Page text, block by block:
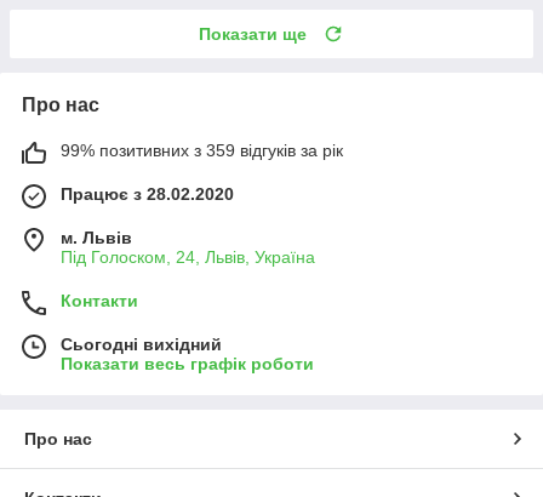
Показати ще
Про нас
99% позитивних з 359 відгуків за рік
Працює з 28.02.2020
м. Львів
Під Голоском, 24, Львів, Україна
Контакти
Сьогодні вихідний
Показати весь графік роботи
Про нас